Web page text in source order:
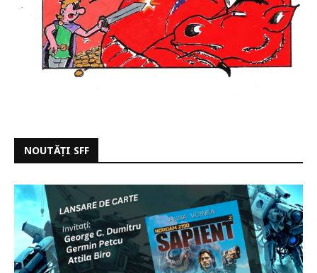
NOUTĂȚI SFF